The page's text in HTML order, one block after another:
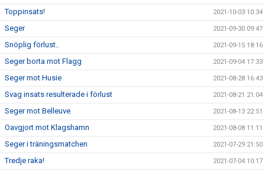
Toppinsats! 2021-10-03 10:34
Seger 2021-09-30 09:47
Snöplig förlust.. 2021-09-15 18:16
Seger borta mot Flagg 2021-09-04 17:33
Seger mot Husie 2021-08-28 16:43
Svag insats resulterade i förlust 2021-08-21 21:04
Seger mot Belleuve 2021-08-13 22:51
Oavgjort mot Klagshamn 2021-08-08 11:11
Seger i träningsmatchen 2021-07-29 21:50
Tredje raka! 2021-07-04 10:17